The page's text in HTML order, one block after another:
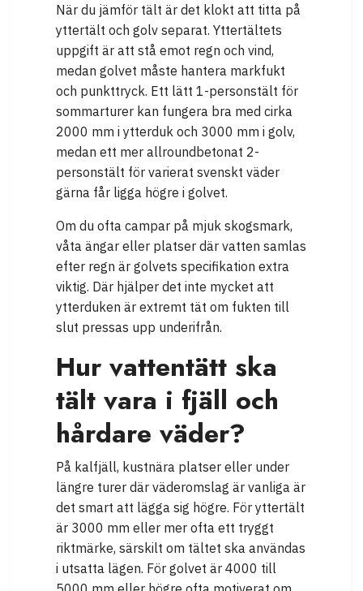
När du jämför tält är det klokt att titta på
yttertält och golv separat. Yttertältets
uppgift är att stå emot regn och vind,
medan golvet måste hantera markfukt
och punkttryck. Ett lätt 1-personstält för
sommarturer kan fungera bra med cirka
2000 mm i ytterduk och 3000 mm i golv,
medan ett mer allroundbetonat 2-
personstält för varierat svenskt väder
gärna får ligga högre i golvet.
Om du ofta campar på mjuk skogsmark,
våta ängar eller platser där vatten samlas
efter regn är golvets specifikation extra
viktig. Där hjälper det inte mycket att
ytterduken är extremt tät om fukten till
slut pressas upp underifrån.
Hur vattentätt ska
tält vara i fjäll och
hårdare väder?
På kalfjäll, kustnära platser eller under
längre turer där väderomslag är vanliga är
det smart att lägga sig högre. För yttertält
är 3000 mm eller mer ofta ett tryggt
riktmärke, särskilt om tältet ska användas
i utsatta lägen. För golvet är 4000 till